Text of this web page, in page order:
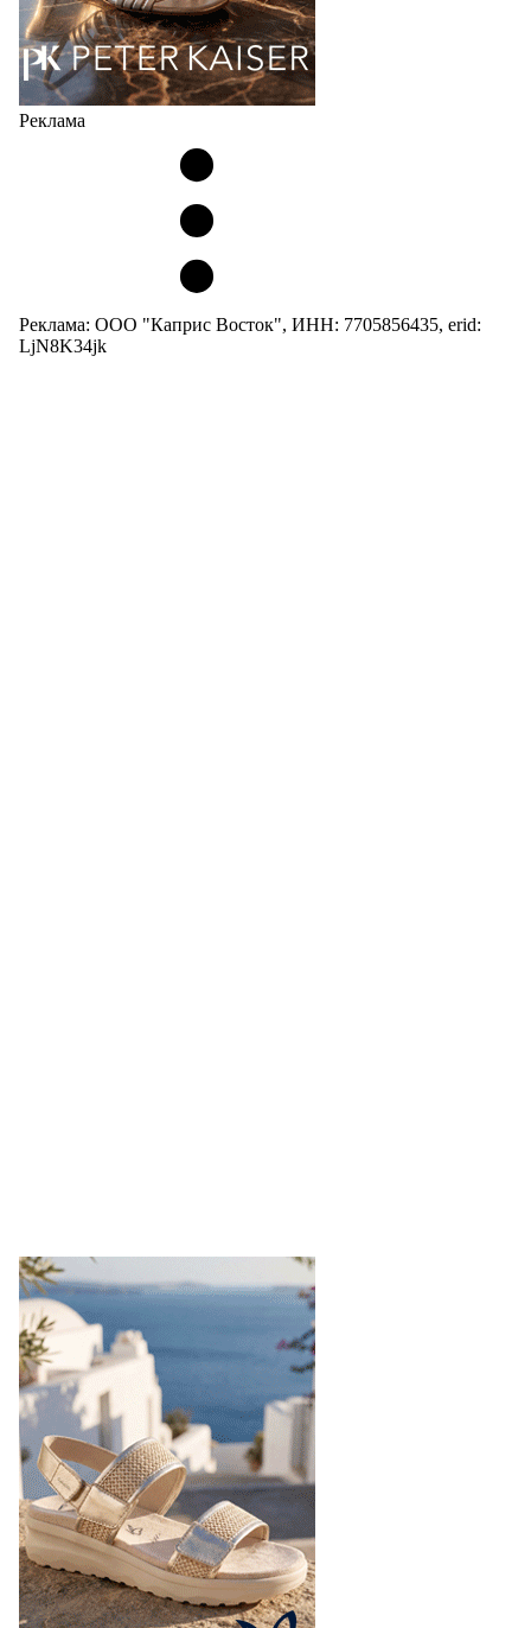
Реклама
Реклама: ООО "Каприс Восток", ИНН: 7705856435, erid:
LjN8K34jk